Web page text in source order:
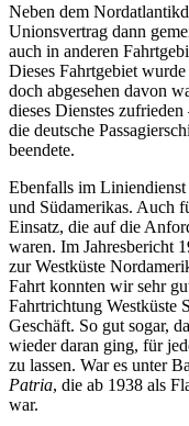
Neben dem
Unionsvertrag dann
auch in anderen
Dieses Fahrtgebiet
doch abgesehen davon
dieses Dienstes
die deutsche
beendete.
Ebenfalls im
und Südamerikas. Auch
Einsatz, die auf die
waren. Im Jahresbericht
zur Westküste
Fahrt konnten wir sehr
Fahrtrichtung Westküste
Geschäft. So gut sogar,
wieder daran ging, für
zu lassen. War es unter
Patria, die ab 1938 als
war.